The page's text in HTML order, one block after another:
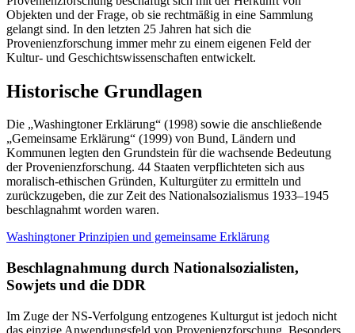
Objekten und der Frage, ob sie rechtmäßig in eine Sammlung
gelangt sind. In den letzten 25 Jahren hat sich die
Provenienzforschung immer mehr zu einem eigenen Feld der
Kultur- und Geschichtswissenschaften entwickelt.
Historische Grundlagen
Die „Washingtoner Erklärung“ (1998) sowie die anschließende
„Gemeinsame Erklärung“ (1999) von Bund, Ländern und
Kommunen legten den Grundstein für die wachsende Bedeutung
der Provenienzforschung. 44 Staaten verpflichteten sich aus
moralisch-ethischen Gründen, Kulturgüter zu ermitteln und
zurückzugeben, die zur Zeit des Nationalsozialismus 1933–1945
beschlagnahmt worden waren.
Washingtoner Prinzipien und gemeinsame Erklärung
Beschlagnahmung durch Nationalsozialisten,
Sowjets und die DDR
Im Zuge der NS-Verfolgung entzogenes Kulturgut ist jedoch nicht
das einzige Anwendungsfeld von Provenienzforschung. Besonders